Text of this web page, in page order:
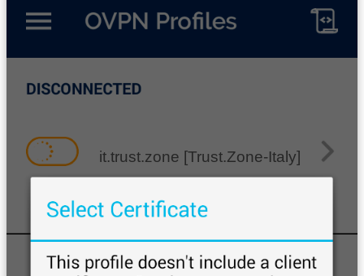
it.trust.zone [Trust.Zone-Italy]